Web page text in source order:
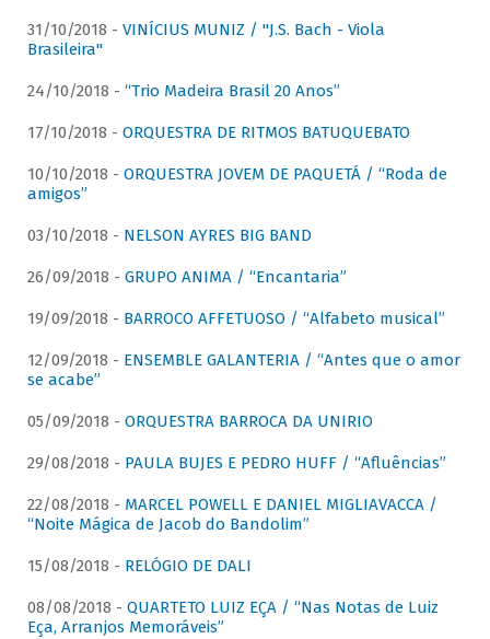
31/10/2018 - VINÍCIUS MUNIZ / "J.S. Bach - Viola
Brasileira"
24/10/2018 - “Trio Madeira Brasil 20 Anos”
17/10/2018 - ORQUESTRA DE RITMOS BATUQUEBATO
10/10/2018 - ORQUESTRA JOVEM DE PAQUETÁ / “Roda de
amigos”
03/10/2018 - NELSON AYRES BIG BAND
26/09/2018 - GRUPO ANIMA / “Encantaria”
19/09/2018 - BARROCO AFFETUOSO / “Alfabeto musical”
12/09/2018 - ENSEMBLE GALANTERIA / “Antes que o amor
se acabe”
05/09/2018 - ORQUESTRA BARROCA DA UNIRIO
29/08/2018 - PAULA BUJES E PEDRO HUFF / “Afluências”
22/08/2018 - MARCEL POWELL E DANIEL MIGLIAVACCA /
“Noite Mágica de Jacob do Bandolim”
15/08/2018 - RELÓGIO DE DALI
08/08/2018 - QUARTETO LUIZ EÇA / “Nas Notas de Luiz
Eça, Arranjos Memoráveis”